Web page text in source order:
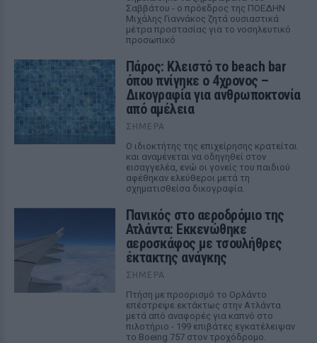
Σαββάτου - ο πρόεδρος της ΠΟΕΔΗΝ
Μιχάλης Γιαννάκος ζητά ουσιαστικά
μέτρα προστασίας για το νοσηλευτικό
προσωπικό
Πάρος: Κλειστό το beach bar
όπου πνίγηκε ο 4χρονος –
Δικογραφία για ανθρωποκτονία
από αμέλεια
ΣΉΜΕΡΑ
Ο ιδιοκτήτης της επιχείρησης κρατείται
και αναμένεται να οδηγηθεί στον
εισαγγελέα, ενώ οι γονείς του παιδιού
αφέθηκαν ελεύθεροι μετά τη
σχηματισθείσα δικογραφία.
Πανικός στο αεροδρόμιο της
Ατλάντα: Εκκενώθηκε
αεροσκάφος με τσουλήθρες
έκτακτης ανάγκης
ΣΉΜΕΡΑ
Πτήση με προορισμό το Ορλάντο
επέστρεψε εκτάκτως στην Ατλάντα
μετά από αναφορές για καπνό στο
πιλοτήριο - 199 επιβάτες εγκατέλειψαν
το Boeing 757 στον τροχόδρομο.